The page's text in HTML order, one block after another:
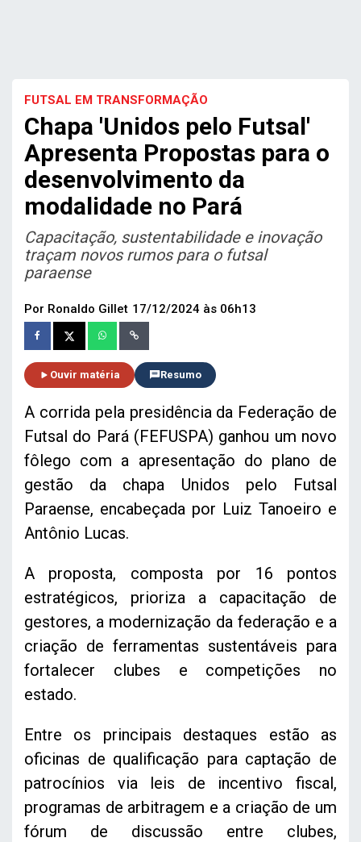
FUTSAL EM TRANSFORMAÇÃO
Chapa 'Unidos pelo Futsal'
Apresenta Propostas para o
desenvolvimento da
modalidade no Pará
Capacitação, sustentabilidade e inovação
traçam novos rumos para o futsal
paraense
Por Ronaldo Gillet 17/12/2024 às 06h13
Ouvir matéria Resumo
A corrida pela presidência da Federação de
Futsal do Pará (FEFUSPA) ganhou um novo
fôlego com a apresentação do plano de
gestão da chapa Unidos pelo Futsal
Paraense, encabeçada por Luiz Tanoeiro e
Antônio Lucas.
A proposta, composta por 16 pontos
estratégicos, prioriza a capacitação de
gestores, a modernização da federação e a
criação de ferramentas sustentáveis para
fortalecer clubes e competições no
estado.
Entre os principais destaques estão as
oficinas de qualificação para captação de
patrocínios via leis de incentivo fiscal,
programas de arbitragem e a criação de um
fórum de discussão entre clubes,